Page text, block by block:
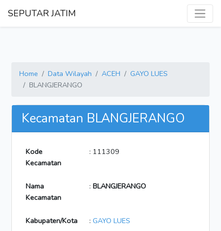
SEPUTAR JATIM
Home Data Wilayah ACEH
GAYO LUES
BLANGJERANGO
Kecamatan BLANGJERANGO
Kode
Kecamatan
: 111309
Nama
Kecamatan
: BLANGJERANGO
Kabupaten/Kota : GAYO LUES